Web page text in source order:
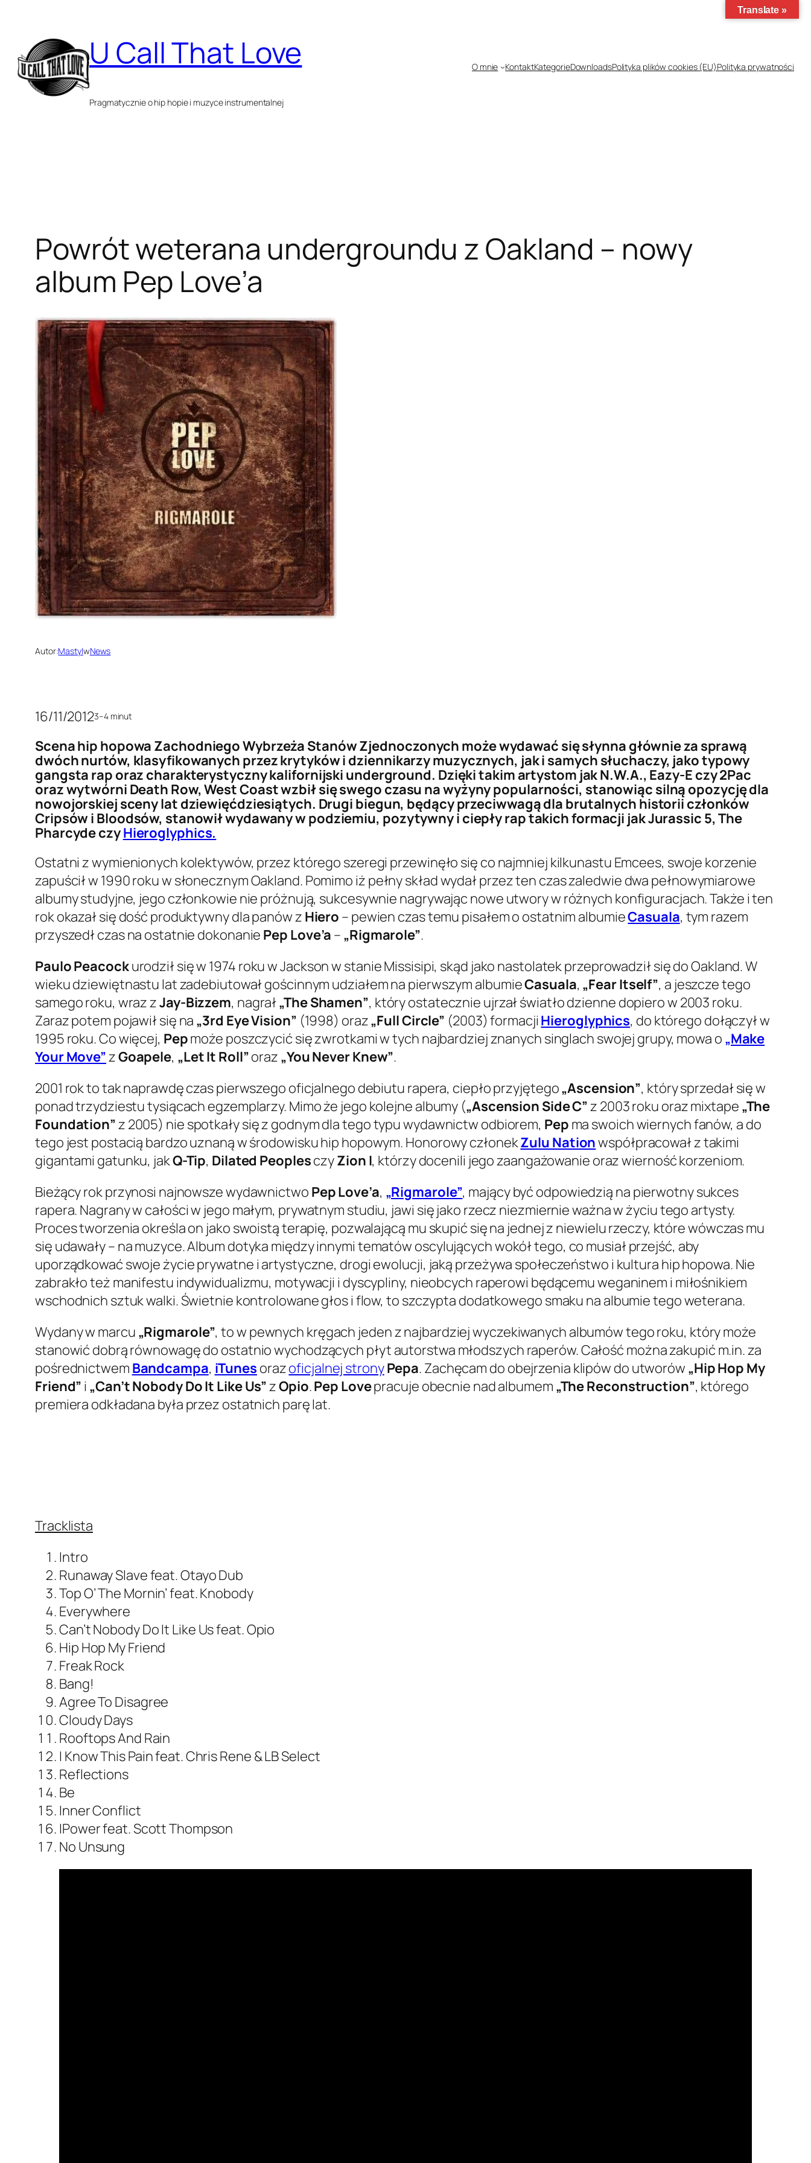
treści
U Call That Love
Pragmatycznie o hip hopie i muzyce instrumentalnej
O mnie KontaktKategorieDownloadsPolityka plików cookies (EU)Polityka prywatności
Powrót weterana undergroundu z Oakland – nowy
album Pep Love’a
Autor:MastylwNews
16/11/20123–4 minut
Scena hip hopowa Zachodniego Wybrzeża Stanów Zjednoczonych może wydawać się słynna głównie za sprawą
dwóch nurtów, klasyfikowanych przez krytyków i dziennikarzy muzycznych, jak i samych słuchaczy, jako typowy
gangsta rap oraz charakterystyczny kalifornijski underground. Dzięki takim artystom jak N.W.A., Eazy-E czy 2Pac
oraz wytwórni Death Row, West Coast wzbił się swego czasu na wyżyny popularności, stanowiąc silną opozycję dla
nowojorskiej sceny lat dziewięćdziesiątych. Drugi biegun, będący przeciwwagą dla brutalnych historii członków
Cripsów i Bloodsów, stanowił wydawany w podziemiu, pozytywny i ciepły rap takich formacji jak Jurassic 5, The
Pharcyde czyHieroglyphics.
Ostatni z wymienionych kolektywów, przez którego szeregi przewinęło się co najmniej kilkunastu Emcees, swoje korzenie
zapuścił w 1990 roku w słonecznym Oakland. Pomimo iż pełny skład wydał przez ten czas zaledwie dwa pełnowymiarowe
albumy studyjne, jego członkowie nie próżnują, sukcesywnie nagrywając nowe utwory w różnych konfiguracjach. Także i ten
rok okazał się dość produktywny dla panów z Hiero – pewien czas temu pisałem o ostatnim albumieCasuala, tym razem
przyszedł czas na ostatnie dokonanie Pep Love’a – „Rigmarole”.
Paulo Peacockurodził się w 1974 roku w Jackson w stanie Missisipi, skąd jako nastolatek przeprowadził się do Oakland. W
wieku dziewiętnastu lat zadebiutował gościnnym udziałem na pierwszym albumieCasuala, „Fear Itself”, a jeszcze tego
samego roku, wraz zJay-Bizzem, nagrał„The Shamen”, który ostatecznie ujrzał światło dzienne dopiero w 2003 roku.
Zaraz potem pojawił się na „3rd Eye Vision” (1998) oraz„Full Circle” (2003) formacji Hieroglyphics, do którego dołączył w
1995 roku. Co więcej, Pepmoże poszczycić się zwrotkami w tych najbardziej znanych singlach swojej grupy, mowa o „Make
Your Move”zGoapele, „Let It Roll”oraz „You Never Knew”.
2001 rok to tak naprawdę czas pierwszego oficjalnego debiutu rapera, ciepło przyjętego„Ascension”, który sprzedał się w
ponad trzydziestu tysiącach egzemplarzy. Mimo że jego kolejne albumy („Ascension Side C”z 2003 roku oraz mixtape „The
Foundation”z 2005) nie spotkały się z godnym dla tego typu wydawnictw odbiorem, Pep ma swoich wiernych fanów, a do
tego jest postacią bardzo uznaną w środowisku hip hopowym. Honorowy członekZulu Nationwspółpracował z takimi
gigantami gatunku, jakQ-Tip, Dilated PeoplesczyZion I, którzy docenili jego zaangażowanie oraz wierność korzeniom.
Bieżący rok przynosi najnowsze wydawnictwo Pep Love’a, „Rigmarole”, mający być odpowiedzią na pierwotny sukces
rapera. Nagrany w całości w jego małym, prywatnym studiu, jawi się jako rzecz niezmiernie ważna w życiu tego artysty.
Proces tworzenia określa on jako swoistą terapię, pozwalającą mu skupić się na jednej z niewielu rzeczy, które wówczas mu
się udawały – na muzyce. Album dotyka między innymi tematów oscylujących wokół tego, co musiał przejść, aby
uporządkować swoje życie prywatne i artystyczne, drogi ewolucji, jaką przeżywa społeczeństwo i kultura hip hopowa. Nie
zabrakło też manifestu indywidualizmu, motywacji i dyscypliny, nieobcych raperowi będącemu weganinem i miłośnikiem
wschodnich sztuk walki. Świetnie kontrolowane głos i flow, to szczypta dodatkowego smaku na albumie tego weterana.
Wydany w marcu „Rigmarole”, to w pewnych kręgach jeden z najbardziej wyczekiwanych albumów tego roku, który może
stanowić dobrą równowagę do ostatnio wychodzących płyt autorstwa młodszych raperów. Całość można zakupić m.in. za
pośrednictwem Bandcampa, iTunes orazoficjalnej stronyPepa. Zachęcam do obejrzenia klipów do utworów „Hip Hop My
Friend” i „Can’t Nobody Do It Like Us”zOpio.Pep Lovepracuje obecnie nad albumem „The Reconstruction”, którego
premiera odkładana była przez ostatnich parę lat.
Tracklista
Intro
Runaway Slave feat. Otayo Dub
Top O’ The Mornin’ feat. Knobody
Everywhere
Can’t Nobody Do It Like Us feat. Opio
Hip Hop My Friend
Freak Rock
Bang!
Agree To Disagree
Cloudy Days
Rooftops And Rain
I Know This Pain feat. Chris Rene & LB Select
Reflections
Be
Inner Conflict
IPower feat. Scott Thompson
No Unsung
Translate »